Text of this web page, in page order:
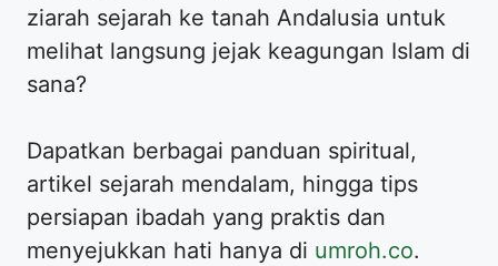
ziarah sejarah ke tanah Andalusia untuk
melihat langsung jejak keagungan Islam di
sana?
Dapatkan berbagai panduan spiritual,
artikel sejarah mendalam, hingga tips
persiapan ibadah yang praktis dan
menyejukkan hati hanya di umroh.co.